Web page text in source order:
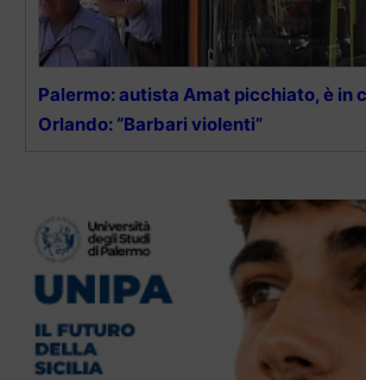
Palermo: autista Amat picchiato, è in
Orlando: “Barbari violenti”